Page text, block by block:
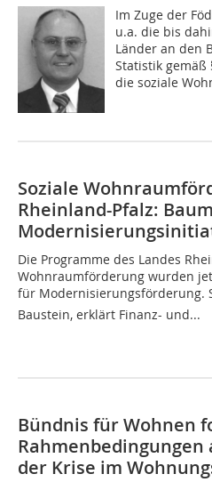
Im Zuge der
u.a. die bis
Länder an den
Statistik gemäß
die soziale
Soziale
Rheinland-Pfalz:
Die Programme des Landes
Wohnraumförderung wurden
für Modernisierungsförderung.
Baustein, erklärt Finanz- und...
Bündnis für Wohnen
Rahmenbedingungen
der Krise im